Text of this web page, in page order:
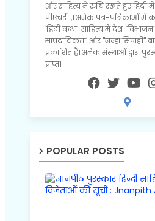
और साहित्य में रुचि रखते हुए हिंदी
पीएचडी.,। अनेक पत्र-पत्रिकाओं में
'हिंदी कथा-साहित्य में देश-विभाजन
सांप्रदायिकता' और "नन्हा सिपाही"
प्रकाशित है। अनेक संस्थाओं द्वारा
प्राप्त।
POPULAR POSTS